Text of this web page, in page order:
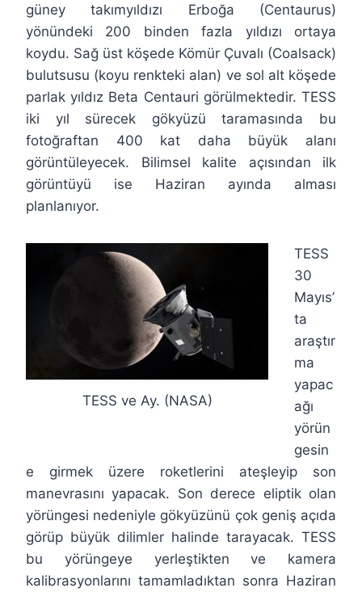
güney takımyıldızı Erboğa (Centaurus)
yönündeki 200 binden fazla yıldızı ortaya
koydu. Sağ üst köşede Kömür Çuvalı (Coalsack)
bulutsusu (koyu renkteki alan) ve sol alt köşede
parlak yıldız Beta Centauri görülmektedir. TESS
iki yıl sürecek gökyüzü taramasında bu
fotoğraftan 400 kat daha büyük alanı
görüntüleyecek. Bilimsel kalite açısından ilk
görüntüyü ise Haziran ayında alması
planlanıyor.
TESS ve Ay. (NASA)
TESS
30
Mayıs’
ta
araştır
ma
yapac
ağı
yörün
gesin
e girmek üzere roketlerini ateşleyip son
manevrasını yapacak. Son derece eliptik olan
yörüngesi nedeniyle gökyüzünü çok geniş açıda
görüp büyük dilimler halinde tarayacak. TESS
bu yörüngeye yerleştikten ve kamera
kalibrasyonlarını tamamladıktan sonra Haziran